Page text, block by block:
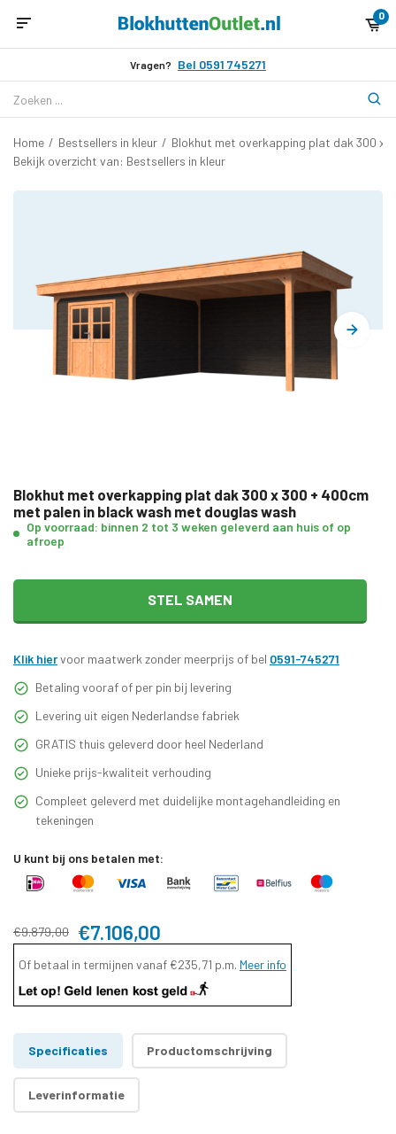
0
Vragen? Bel 0591 745271
Home / Bestsellers in kleur / Blokhut met overkapping plat dak 300 x
Bekijk overzicht van: Bestsellers in kleur
Blokhut met overkapping plat dak 300 x 300 + 400cm
met palen in black wash met douglas wash
Op voorraad: binnen 2 tot 3 weken geleverd aan huis of op
afroep
STEL SAMEN
Klik hiervoor maatwerk zonder meerprijs of bel 0591-745271
Betaling vooraf of per pin bij levering
Levering uit eigen Nederlandse fabriek
GRATIS thuis geleverd door heel Nederland
Unieke prijs-kwaliteit verhouding
Compleet geleverd met duidelijke montagehandleiding en
tekeningen
U kunt bij ons betalen met:
€9.879,00 €7.106,00
Of betaal in termijnen vanaf €235,71 p.m. Meer info
Specificaties Productomschrijving
Leverinformatie